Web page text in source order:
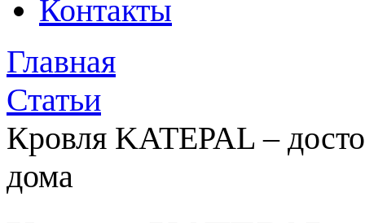
Контакты
Главная
Статьи
Кровля KATEPAL –
дома